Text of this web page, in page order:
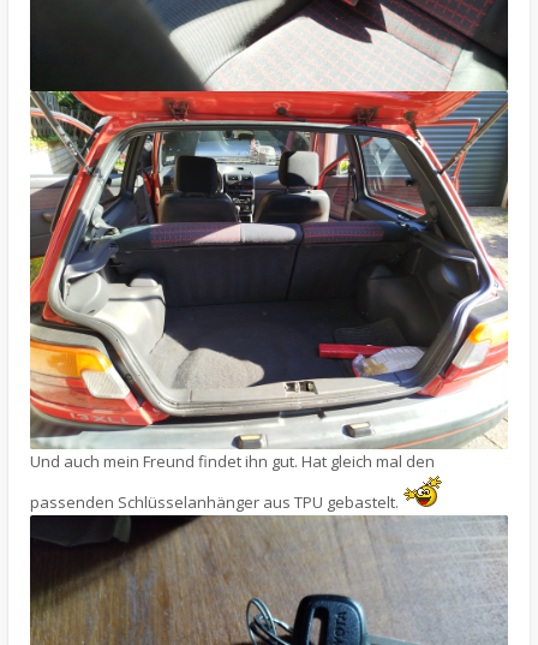
Und auch mein Freund findet ihn gut. Hat gleich mal den
passenden Schlüsselanhänger aus TPU gebastelt.